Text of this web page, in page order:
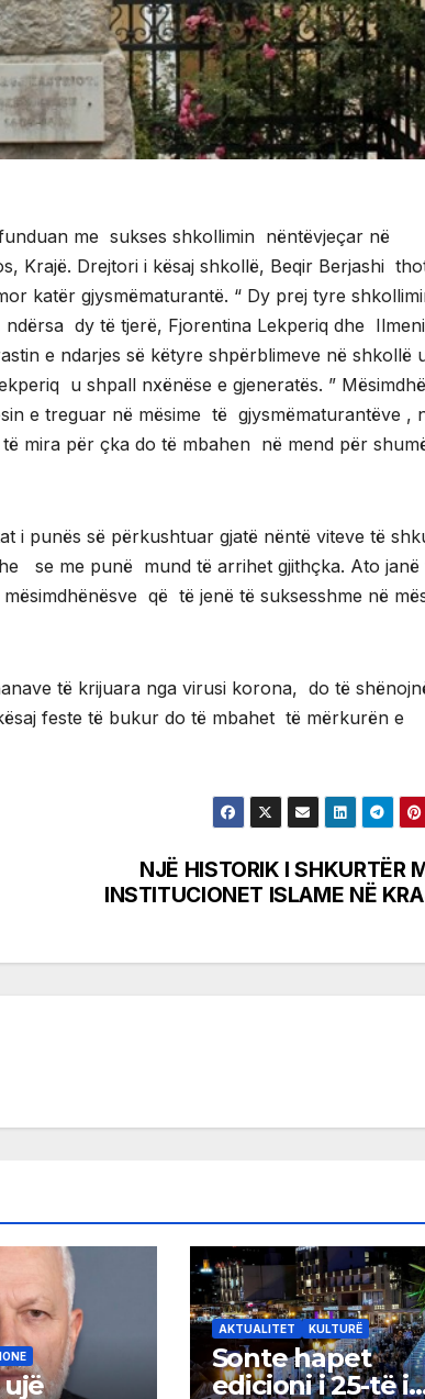
me sukses shkollimin nëntëvjeçar në
Krajë. Drejtori i kësaj shkollë, Beqir Berjashi
katër gjysmëmaturantë. “ Dy prej tyre
dy të tjerë, Fjorentina Lekperiq dhe
e ndarjes së këtyre shpërblimeve në shkollë
u shpall nxënëse e gjeneratës. ”
e treguar në mësime të gjysmëmaturantëve ,
mira për çka do të mbahen në mend për
i punës së përkushtuar gjatë nëntë viteve të
se me punë mund të arrihet gjithçka. Ato janë
që të jenë të suksesshme në
të krijuara nga virusi korona, do të
feste të bukur do të mbahet të mërkurën e
NJË HISTORIK I SHKURTËR
INSTITUCIONET ISLAME NË
AKTUALITET KULTURË
Sonte hapet
edicioni i 25-të i